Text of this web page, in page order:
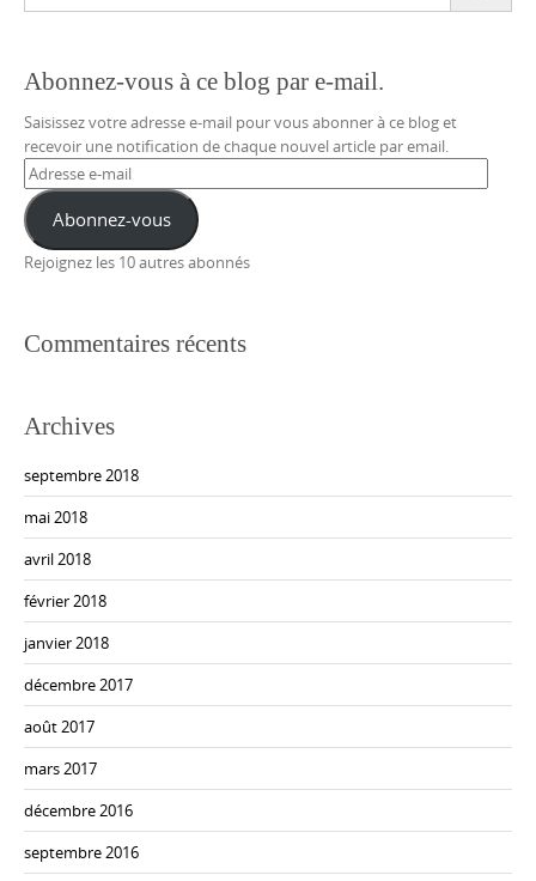
Facebook
YouTube
sur
Abonnez-vous à ce blog par e-mail.
Saisissez votre adresse e-mail pour vous abonner à ce blog et
recevoir une notification de chaque nouvel article par email.
Adresse
e-
mail Abonnez-vous
Rejoignez les 10 autres abonnés
Commentaires récents
Archives
septembre 2018
mai 2018
avril 2018
février 2018
janvier 2018
décembre 2017
août 2017
mars 2017
décembre 2016
septembre 2016